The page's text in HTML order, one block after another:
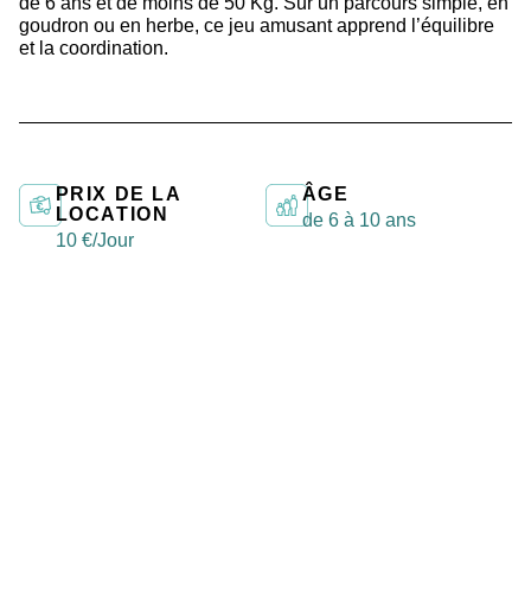
goudron ou en herbe, ce jeu amusant apprend l’équilibre
et la coordination.
PRIX DE LA
LOCATION
10 €/Jour
ÂGE
de 6 à 10 ans